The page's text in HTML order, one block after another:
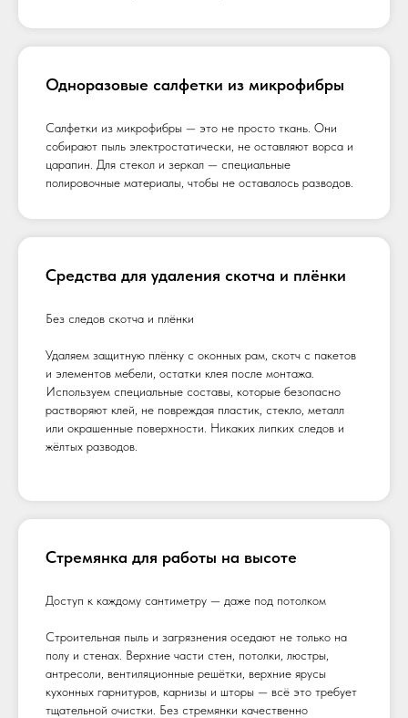
Одноразовые салфетки из микрофибры
Салфетки из микрофибры — это не просто ткань. Они
собирают пыль электростатически, не оставляют ворса и
царапин. Для стекол и зеркал — специальные
полировочные материалы, чтобы не оставалось разводов.
Средства для удаления скотча и плёнки
Без следов скотча и плёнки
Удаляем защитную плёнку с оконных рам, скотч с пакетов
и элементов мебели, остатки клея после монтажа.
Используем специальные составы, которые безопасно
растворяют клей, не повреждая пластик, стекло, металл
или окрашенные поверхности. Никаких липких следов и
жёлтых разводов.
Стремянка для работы на высоте
Доступ к каждому сантиметру — даже под потолком
Строительная пыль и загрязнения оседают не только на
полу и стенах. Верхние части стен, потолки, люстры,
антресоли, вентиляционные решётки, верхние ярусы
кухонных гарнитуров, карнизы и шторы — всё это требует
тщательной очистки. Без стремянки качественно